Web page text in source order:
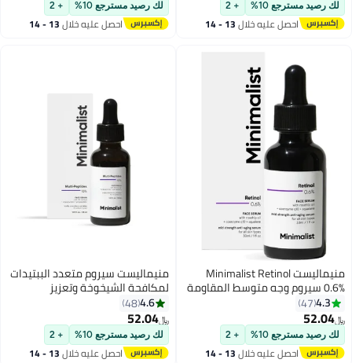
لك رصيد مسترجع 10% + 2
احصل عليه خلال 13 - 14
لك رصيد مسترجع 10% + 2
احصل عليه خلال 13 - 14
منيماليست Minimalist Retinol
0.6% سيروم وجه متوسط المقاومة
لمكافحة الشيخوخة للرجال والنساء |
يقلل من الخطوط الدقيقة والتجاعيد.
4.3
47
﷼‏52.04
لك رصيد مسترجع 10% + 2
احصل عليه خلال 13 - 14
منيماليست سيروم متعدد الببتيدات
لمكافحة الشيخوخة وتعزيز
3% بيو-بلاسنتا لبشرة أكثر شداً
وشبابًا
4.6
48
﷼‏52.04
لك رصيد مسترجع 10% + 2
احصل عليه خلال 13 - 14